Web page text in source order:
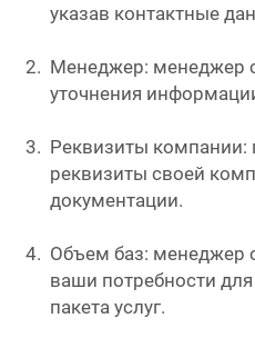
указав контактные
Менеджер: менеджер
уточнения
Реквизиты компании:
реквизиты своей
документации.
Объем баз: менеджер
ваши потребности
пакета услуг.